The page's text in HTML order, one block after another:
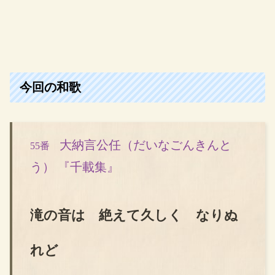
今回の和歌
55番 大納言公任（だいなごんきんと
う） 『千載集』
滝の音は 絶えて久しく なりぬ
れど